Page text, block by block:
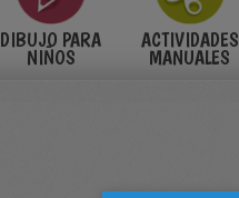
DIBUJO PARA
NIÑOS
ACTIVIDADES
MANUALES